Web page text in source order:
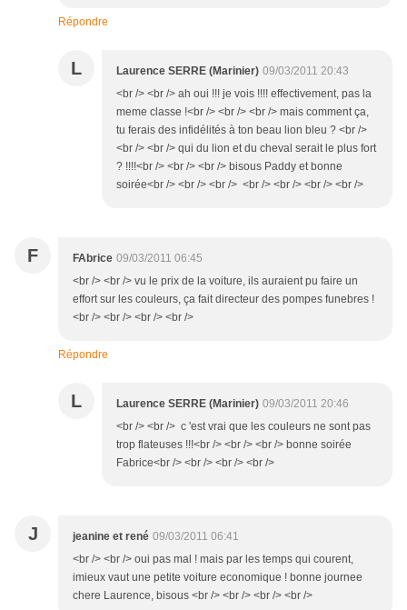
Répondre
L Laurence SERRE (Marinier) 09/03/2011 20:43
<br /> <br /> ah oui !!! je vois !!!! effectivement, pas la
meme classe !<br /> <br /> <br /> mais comment ça,
tu ferais des infidélités à ton beau lion bleu ? <br />
<br /> <br /> qui du lion et du cheval serait le plus fort
? !!!!<br /> <br /> <br /> bisous Paddy et bonne
soirée<br /> <br /> <br /> <br /> <br /> <br /> <br />
F FAbrice 09/03/2011 06:45
<br /> <br /> vu le prix de la voiture, ils auraient pu faire un
effort sur les couleurs, ça fait directeur des pompes funebres !
<br /> <br /> <br /> <br />
Répondre
L Laurence SERRE (Marinier) 09/03/2011 20:46
<br /> <br /> c 'est vrai que les couleurs ne sont pas
trop flateuses !!!<br /> <br /> <br /> bonne soirée
Fabrice<br /> <br /> <br /> <br />
J jeanine et rené 09/03/2011 06:41
<br /> <br /> oui pas mal ! mais par les temps qui courent,
imieux vaut une petite voiture economique ! bonne journee
chere Laurence, bisous <br /> <br /> <br /> <br />